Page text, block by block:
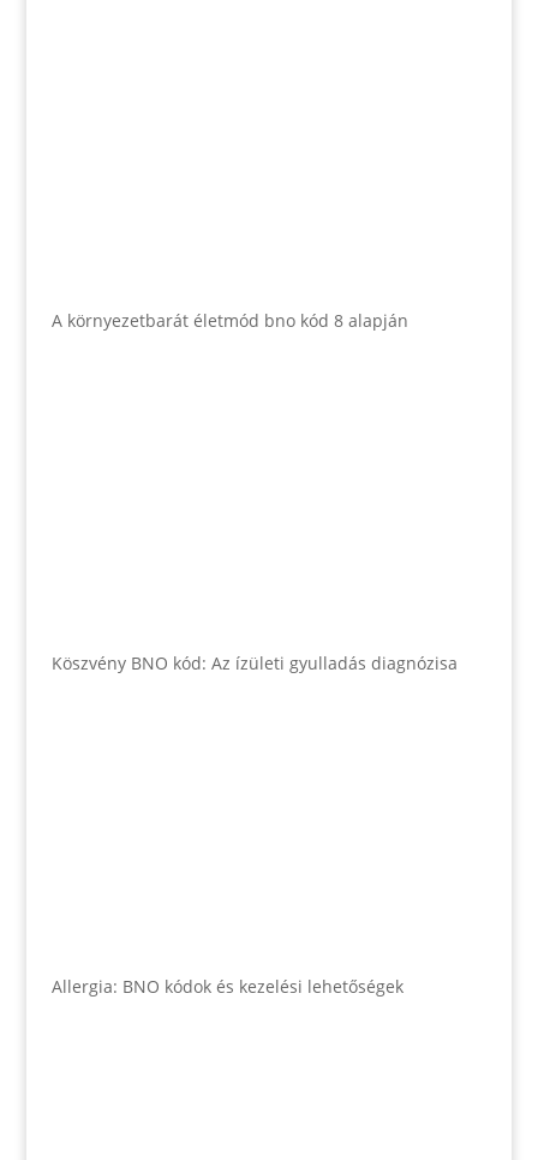
A környezetbarát életmód bno kód 8 alapján
Köszvény BNO kód: Az ízületi gyulladás diagnózisa
Allergia: BNO kódok és kezelési lehetőségek